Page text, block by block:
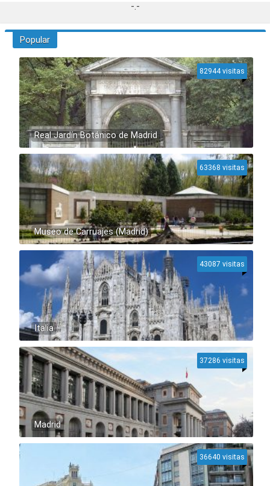
-.-
Popular
Real Jardín Botánico de Madrid
82944 visitas
Museo de Carruajes (Madrid)
63368 visitas
Italia
43087 visitas
Madrid
37286 visitas
36640 visitas